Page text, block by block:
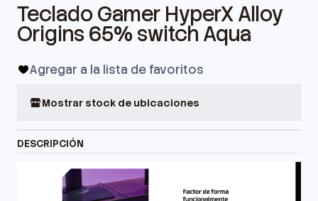
Teclado Gamer HyperX Alloy
Origins 65% switch Aqua
Agregar a la lista de favoritos
Mostrar stock de ubicaciones
DESCRIPCIÓN